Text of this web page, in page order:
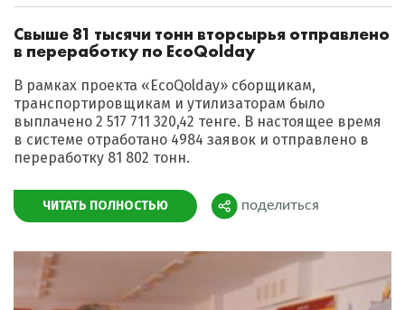
Свыше 81 тысячи тонн вторсырья отправлено
в переработку по EcoQolday
В рамках проекта «EcoQolday» сборщикам,
транспортировщикам и утилизаторам было
выплачено 2 517 711 320,42 тенге. В настоящее время
в системе отработано 4984 заявок и отправлено в
переработку 81 802 тонн.
ЧИТАТЬ ПОЛНОСТЬЮ Поделиться
поделиться